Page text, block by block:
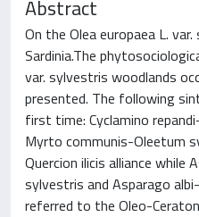
Abstract
On the Olea europaea L.
Sardinia.The
var. sylvestris woodlands
presented. The following
first time: Cyclamino
Myrto communis-Oleetum
Quercion ilicis alliance
sylvestris and Asparago
referred to the Oleo-